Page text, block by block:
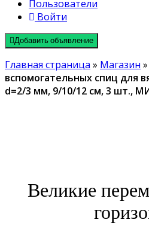
Пользователи
Войти
Добавить объявление
Главная страница » Магазин »
вспомогательных спиц для
d=2/3 мм, 9/10/12 см, 3 шт.,
Великие